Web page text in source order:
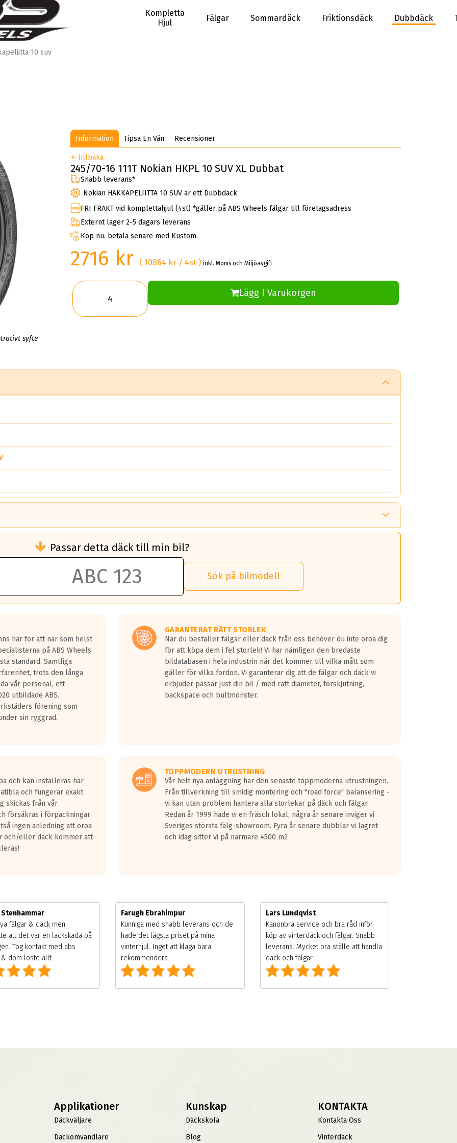
Kompletta
Hjul
Fälgar Sommardäck Friktionsdäck Dubbdäck
10 suv
syfte
Information Tipsa En Vän Recensioner
Tillbaka
245/70-16 111T Nokian HKPL 10 SUV XL Dubbat
Snabb leverans*
Nokian HAKKAPELIITTA 10 SUV är ett Dubbdäck
FRI FRAKT vid komplettahjul (4st) *gäller på ABS Wheels fälgar till företagsadress
Externt lager 2-5 dagars leverans
Köp nu. betala senare med Kustom.
2716 kr ( 10864 kr / 4st )inkl. Moms och Miljöavgift
Lägg I Varukorgen
än ett klass G däck.
50 liter bränsle med ett klass A däck gentemot ett klass G däck.
vilken rutt du kör, samt vilken körstil du använder.
lastbilar.
på en väg där det ligger 0.5-1.5 mm vatten.
fyra billängder( ca 18meter) mellan däck med betyg A gentemot
överträffa motorljudet.
ett däck med vågar. Hög bullernivå markeras med svarta vågor
kraven som finns i dagsläget, men är inte längre tillåtna enligt nya
Passar detta däck till min bil?
Sök på bilmodell
här för att när som helst
på ABS Wheels
standard. Samtliga
trots den långa
vår personal, ett
utbildade ABS.
förening som
sin ryggrad.
GARANTERAT RÄTT STORLEK
När du beställer fälgar eller däck från oss behöver du inte oroa dig
för att köpa dem i fel storlek! Vi har nämligen den bredaste
bildatabasen i hela industrin när det kommer till vilka mått som
gäller för vilka fordon. Vi garanterar dig att de fälgar och däck vi
erbjuder passar just din bil / med rätt diameter, förskjutning,
backspace och bultmönster.
och kan installeras här
och fungerar exakt
skickas från vår
försäkras i förpackningar
ingen anledning att oroa
och/eller däck kommer att
TOPPMODERN UTRUSTNING
Vår helt nya anläggning har den senaste toppmoderna utrustningen.
Från tillverkning till smidig montering och "road force" balansering -
vi kan utan problem hantera alla storlekar på däck och fälgar.
Redan år 1999 hade vi en fräsch lokal, några år senare inviger vi
Sveriges största fälg-showroom. Fyra år senare dubblar vi lagret
och idag sitter vi på närmare 4500 m2
Stenhammar
fälgar & däck men
att det var en lackskada på
Tog kontakt med abs
dom löste allt.
Farugh Ebrahimpur
Kunniga med snabb leverans och de
hade det lägsta priset på mina
vinterhjul. Inget att klaga bara
rekommendera.
Lars Lundqvist
Kanonbra service och bra råd inför
köp av vinterdäck och fälgar. Snabb
leverans. Mycket bra ställe att handla
däck och fälgar
Applikationer
Däckväljare
Däckomvandlare
Kunskap
Däckskola
Blog
KONTAKTA
Kontakta Oss
Vinterdäck